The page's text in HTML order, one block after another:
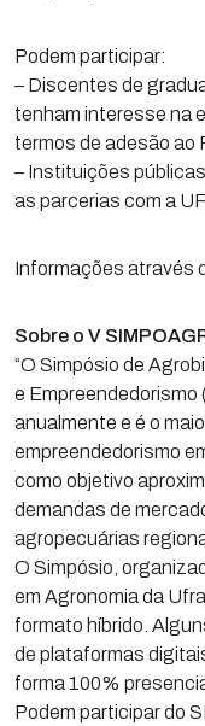
Podem participar:
– Discentes de
tenham interesse na
termos de adesão ao
– Instituições
as parcerias com a
Informações através
Sobre o V
“O Simpósio de
e Empreendedorismo
anualmente e é o
empreendedorismo
como objetivo
demandas de
agropecuárias
O Simpósio,
em Agronomia da
formato híbrido.
de plataformas
forma 100%
Podem participar do